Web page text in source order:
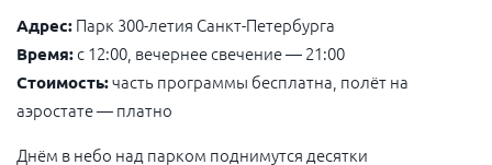
Адрес: Парк 300-летия Санкт-Петербурга
Время:с 12:00, вечернее свечение — 21:00
Стоимость:часть программы бесплатна, полёт на
аэростате — платно
Днём в небо над парком поднимутся десятки